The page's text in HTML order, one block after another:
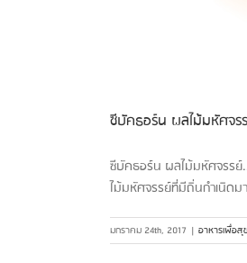
ซีบัคธอร์น ผลไม้มหัศจร
ซีบัคธอร์น ผลไม้มหัศจรรย์
ไม้มหัศจรรย์ที่มีถิ่นกำเนิดม
มกราคม 24th, 2017 | อาหารเพื่อ